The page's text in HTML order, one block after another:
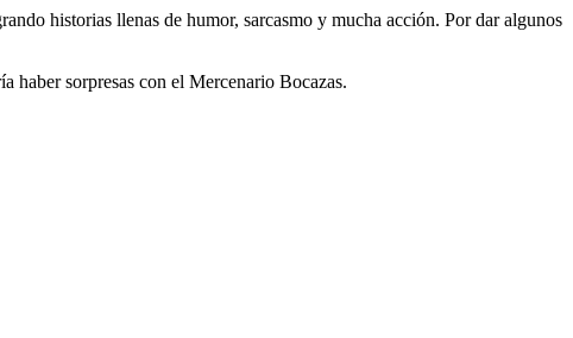
historias llenas de humor, sarcasmo y mucha acción. Por dar algunos
haber sorpresas con el Mercenario Bocazas.